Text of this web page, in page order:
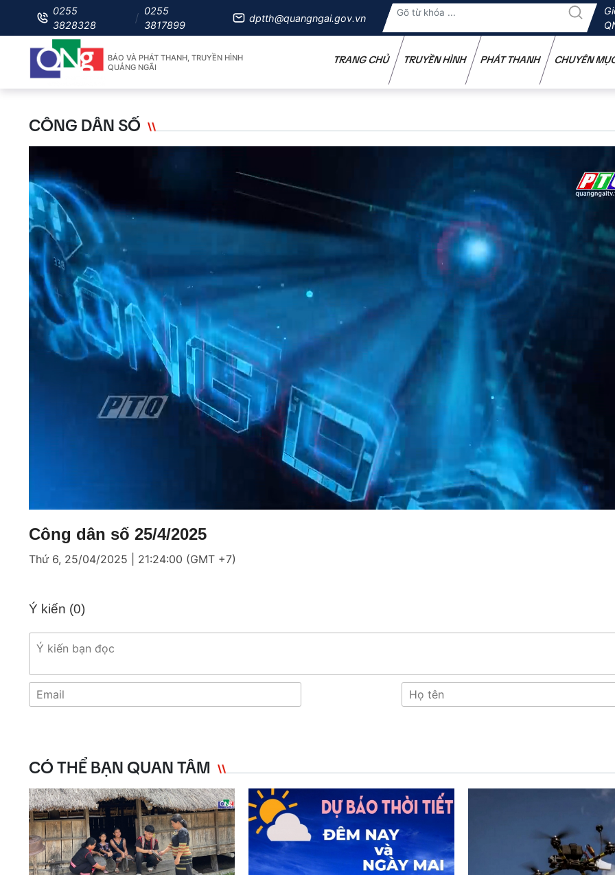
0255
3828328
0255
3817899
dptth@quangngai.gov.vn
BÁO VÀ PHÁT THANH, TRUYỀN HÌNH
QUẢNG NGÃI
TRANG CHỦ TRUYỀN HÌNH PHÁT THANH CHUYÊN
CÔNG DÂN SỐ
8.67%
Công dân số 25/4/2025
Thứ 6, 25/04/2025 | 21:24:00 (GMT +7)
Ý kiến (0)
CÓ THỂ BẠN QUAN TÂM